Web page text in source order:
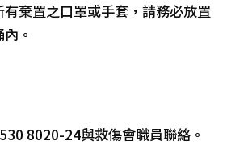
置之口罩或手套，請務必放置
。
8020-24與救傷會職員聯絡。